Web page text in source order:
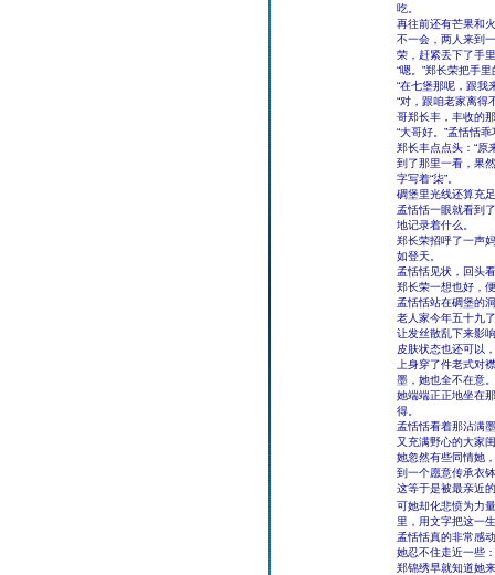
吃。
再往前还有芒果和
不一会，两人来到
荣，赶紧丢下了手
“嗯。”郑长荣把手
“在七堡那呢，跟我
“对，跟咱老家离得
哥郑长丰，丰收的
“大哥好。”孟恬恬
郑长丰点点头：“原
到了那里一看，果
字写着“柒”。
碉堡里光线还算充
孟恬恬一眼就看到
地记录着什么。
郑长荣招呼了一声
如登天。
孟恬恬见状，回头
郑长荣一想也好，
孟恬恬站在碉堡的
老人家今年五十九
让发丝散乱下来影
皮肤状态也还可以
上身穿了件老式对
墨，她也全不在意。
她端端正正地坐在
得。
孟恬恬看着那沾满
又充满野心的大家
她忽然有些同情她
到一个愿意传承衣
这等于是被最亲近
可她却化悲愤为力
里，用文字把这一
孟恬恬真的非常感
她忍不住走近一些
郑锦绣早就知道她